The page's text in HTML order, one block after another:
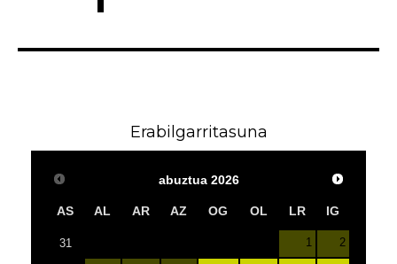
Erabilgarritasuna
abuztua 2026
AS AL AR AZ OG OL LR IG
31 1 2